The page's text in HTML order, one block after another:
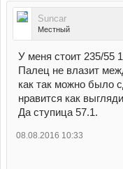
Suncar
Местный
У меня стоит 235/55
Палец не влазит
как так можно было
нравится как
Да ступица 57.1.
08.08.2016 10:33